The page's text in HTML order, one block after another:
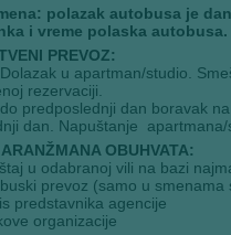
polazak autobusa je
i vreme polaska autobusa.
PREVOZ:
u apartman/studio.
rezervaciji.
predposlednji dan boravak
dan. Napuštanje
ARANŽMANA OBUHVATA:
u odabranoj vili na bazi
prevoz (samo u smenama
predstavnika agencije
organizacije